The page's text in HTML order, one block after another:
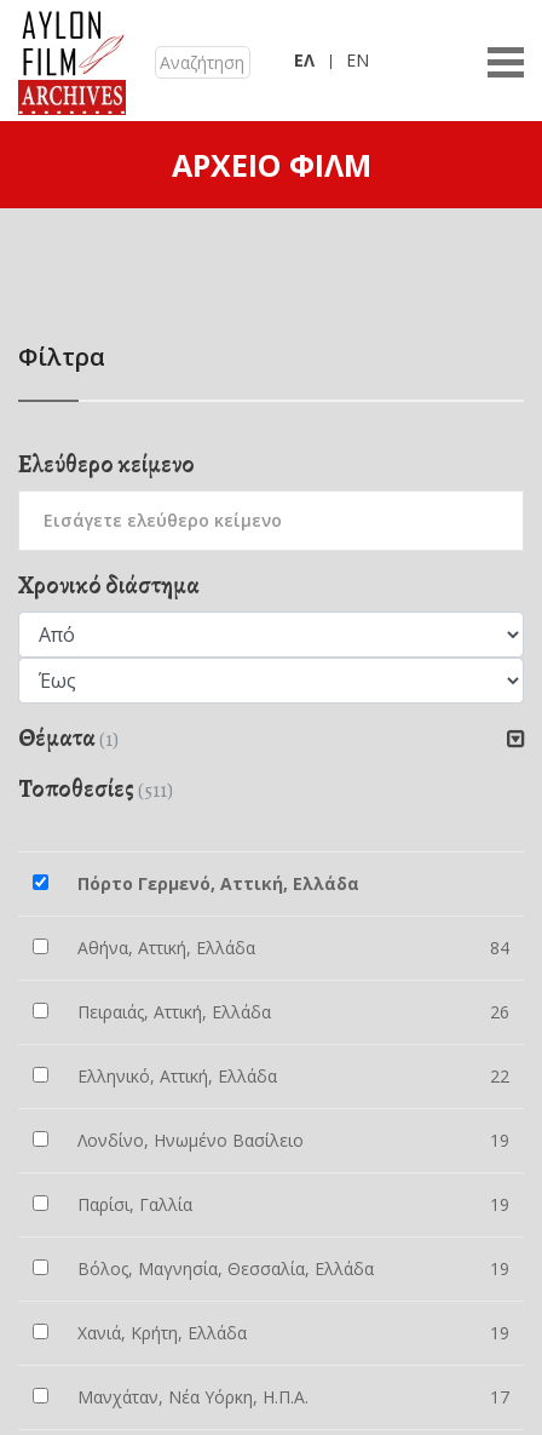
ΕΛ EN
ΑΡΧΕΊΟ ΦΙΛΜ
Φίλτρα
Ελεύθερο κείμενο
Χρονικό διάστημα
Θέματα(1)
Τοποθεσίες (511)
Πόρτο Γερμενό, Αττική, Ελλάδα
Αθήνα, Αττική, Ελλάδα 84
Πειραιάς, Αττική, Ελλάδα 26
Ελληνικό, Αττική, Ελλάδα 22
Λονδίνο, Ηνωμένο Βασίλειο 19
Παρίσι, Γαλλία 19
Βόλος, Μαγνησία, Θεσσαλία, Ελλάδα 19
Χανιά, Κρήτη, Ελλάδα 19
Μανχάταν, Νέα Υόρκη, Η.Π.Α. 17